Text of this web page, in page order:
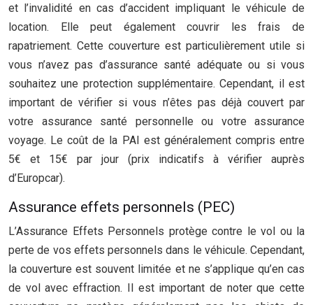
et l’invalidité en cas d’accident impliquant le véhicule de
location. Elle peut également couvrir les frais de
rapatriement. Cette couverture est particulièrement utile si
vous n’avez pas d’assurance santé adéquate ou si vous
souhaitez une protection supplémentaire. Cependant, il est
important de vérifier si vous n’êtes pas déjà couvert par
votre assurance santé personnelle ou votre assurance
voyage. Le coût de la PAI est généralement compris entre
5€ et 15€ par jour (prix indicatifs à vérifier auprès
d’Europcar).
Assurance effets personnels (PEC)
L’Assurance Effets Personnels protège contre le vol ou la
perte de vos effets personnels dans le véhicule. Cependant,
la couverture est souvent limitée et ne s’applique qu’en cas
de vol avec effraction. Il est important de noter que cette